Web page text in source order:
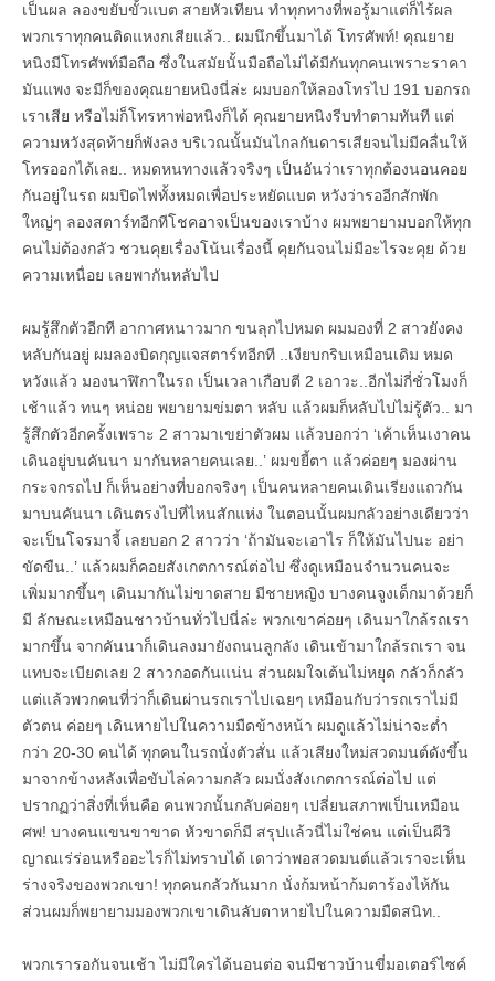
เป็นผล ลองขยับขั้วแบต สายหัวเทียน ทำทุกทางที่พอรู้มาแต่ก็ไร้ผล
พวกเราทุกคนติดแหงกเสียแล้ว.. ผมนึกขึ้นมาได้ โทรศัพท์! คุณยาย
หนิงมีโทรศัพท์มือถือ ซึ่งในสมัยนั้นมือถือไม่ได้มีกันทุกคนเพราะราคา
มันแพง จะมีก็ของคุณยายหนิงนี่ล่ะ ผมบอกให้ลองโทรไป 191 บอกรถ
เราเสีย หรือไม่ก็โทรหาพ่อหนิงก็ได้ คุณยายหนิงรีบทำตามทันที แต่
ความหวังสุดท้ายก็พังลง บริเวณนั้นมันไกลกันดารเสียจนไม่มีคลื่นให้
โทรออกได้เลย.. หมดหนทางแล้วจริงๆ เป็นอันว่าเราทุกต้องนอนคอย
กันอยู่ในรถ ผมปิดไฟทั้งหมดเพื่อประหยัดแบต หวังว่ารออีกสักพัก
ใหญ่ๆ ลองสตาร์ทอีกทีโชคอาจเป็นของเราบ้าง ผมพยายามบอกให้ทุก
คนไม่ต้องกลัว ชวนคุยเรื่องโน้นเรื่องนี้ คุยกันจนไม่มีอะไรจะคุย ด้วย
ความเหนื่อย เลยพากันหลับไป
ผมรู้สึกตัวอีกที อากาศหนาวมาก ขนลุกไปหมด ผมมองที่ 2 สาวยังคง
หลับกันอยู่ ผมลองบิดกุญแจสตาร์ทอีกที ..เงียบกริบเหมือนเดิม หมด
หวังแล้ว มองนาฬิกาในรถ เป็นเวลาเกือบตี 2 เอาวะ..อีกไม่กี่ชั่วโมงก็
เช้าแล้ว ทนๆ หน่อย พยายามข่มตา หลับ แล้วผมก็หลับไปไม่รู้ตัว.. มา
รู้สึกตัวอีกครั้งเพราะ 2 สาวมาเขย่าตัวผม แล้วบอกว่า ‘เค้าเห็นเงาคน
เดินอยู่บนคันนา มากันหลายคนเลย..’ ผมขยี้ตา แล้วค่อยๆ มองผ่าน
กระจกรถไป ก็เห็นอย่างที่บอกจริงๆ เป็นคนหลายคนเดินเรียงแถวกัน
มาบนคันนา เดินตรงไปที่ไหนสักแห่ง ในตอนนั้นผมกลัวอย่างเดียวว่า
จะเป็นโจรมาจี้ เลยบอก 2 สาวว่า ‘ถ้ามันจะเอาไร ก็ให้มันไปนะ อย่า
ขัดขืน..’ แล้วผมก็คอยสังเกตการณ์ต่อไป ซึ่งดูเหมือนจำนวนคนจะ
เพิ่มมากขึ้นๆ เดินมากันไม่ขาดสาย มีชายหญิง บางคนจูงเด็กมาด้วยก็
มี ลักษณะเหมือนชาวบ้านทั่วไปนี่ล่ะ พวกเขาค่อยๆ เดินมาใกล้รถเรา
มากขึ้น จากคันนาก็เดินลงมายังถนนลูกลัง เดินเข้ามาใกล้รถเรา จน
แทบจะเบียดเลย 2 สาวกอดกันแน่น ส่วนผมใจเต้นไม่หยุด กลัวก็กลัว
แต่แล้วพวกคนที่ว่าก็เดินผ่านรถเราไปเฉยๆ เหมือนกับว่ารถเราไม่มี
ตัวตน ค่อยๆ เดินหายไปในความมืดข้างหน้า ผมดูแล้วไม่น่าจะต่ำ
กว่า 20-30 คนได้ ทุกคนในรถนั่งตัวสั่น แล้วเสียงใหม่สวดมนต์ดังขึ้น
มาจากข้างหลังเพื่อขับไล่ความกลัว ผมนั่งสังเกตการณ์ต่อไป แต่
ปรากฏว่าสิ่งที่เห็นคือ คนพวกนั้นกลับค่อยๆ เปลี่ยนสภาพเป็นเหมือน
ศพ! บางคนแขนขาขาด หัวขาดก็มี สรุปแล้วนี่ไม่ใช่คน แต่เป็นผีวิ
ญาณเร่ร่อนหรืออะไรก็ไม่ทราบได้ เดาว่าพอสวดมนต์แล้วเราจะเห็น
ร่างจริงของพวกเขา! ทุกคนกลัวกันมาก นั่งก้มหน้าก้มตาร้องไห้กัน
ส่วนผมก็พยายามมองพวกเขาเดินลับตาหายไปในความมืดสนิท..
พวกเรารอกันจนเช้า ไม่มีใครได้นอนต่อ จนมีชาวบ้านขี่มอเตอร์ไซค์